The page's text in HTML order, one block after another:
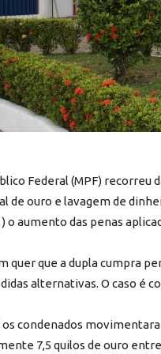
Federal (MPF) recorreu
de ouro e lavagem de
o aumento das penas
quer que a dupla cumpra
alternativas. O caso é
os condenados
7,5 quilos de ouro